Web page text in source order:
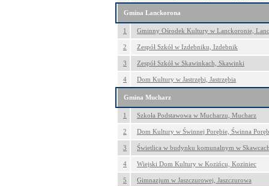
Gmina Lanckorona
1 Gminny Ośrodek Kultury w Lanckoronie,
2 Zespół Szkół w Izdebniku, Izdebnik
3 Zespół Szkół w Skawinkach, Skawinki
4 Dom Kultury w Jastrzębi, Jastrzębia
Gmina Mucharz
1 Szkoła Podstawowa w Mucharzu, Mucharz
2 Dom Kultury w Świnnej Porębie, Świnna
3 Świetlica w budynku komunalnym w
4 Wiejski Dom Kultury w Kozińcu, Koziniec
5 Gimnazjum w Jaszczurowej, Jaszczurowa